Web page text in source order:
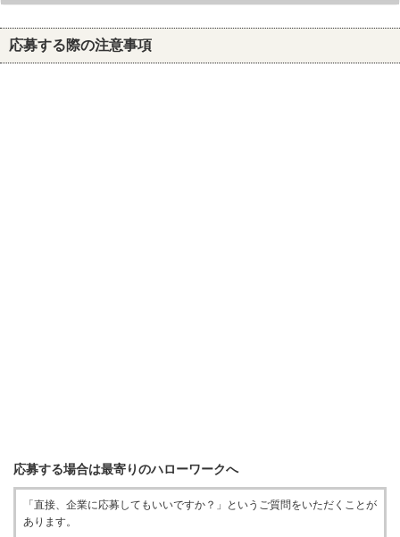
応募する際の注意事項
応募する場合は最寄りのハローワークへ
「直接、企業に応募してもいいですか？」というご質問をいただくことが
あります。